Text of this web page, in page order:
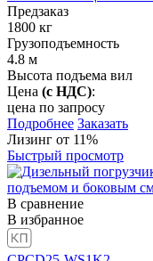
Предзаказ
1800 кг
Грузоподъемность
4.8 м
Высота подъема вил
Цена (с НДС):
цена по запросу
Подробнее Заказать
Лизинг от 11%
Быстрый просмотр
В сравнение
В избранное